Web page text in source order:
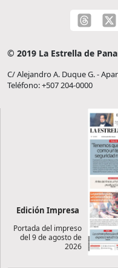
© 2019 La Estrella de
C/ Alejandro A. Duque G. -
Teléfono: +507 204-0000
Edición Impresa
Portada del impreso
del 9 de agosto de
2026